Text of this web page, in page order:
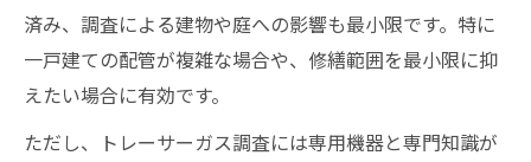
済み、調査による建物や庭への影響も最小限です。特に
一戸建ての配管が複雑な場合や、修繕範囲を最小限に抑
えたい場合に有効です。
ただし、トレーサーガス調査には専用機器と専門知識が